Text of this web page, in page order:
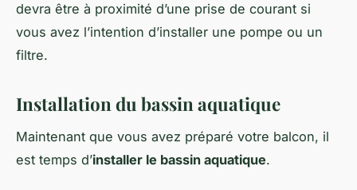
devra être à proximité d’une prise de courant si
vous avez l’intention d’installer une pompe ou un
filtre.
Installation du bassin aquatique
Maintenant que vous avez préparé votre balcon, il
est temps d’installer le bassin aquatique.